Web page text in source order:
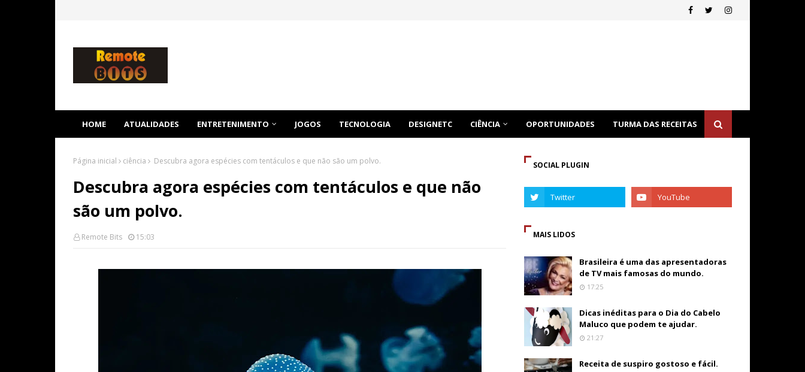
HOME ATUALIDADES ENTRETENIMENTO JOGOS TECNOLOGIA DESIGNETC CIÊNCIA OPORTUNIDADES TURMA DAS RECEITAS
Página inicial ciência Descubra agora espécies com tentáculos e que não são um polvo.
Descubra agora espécies com tentáculos e que não
são um polvo.
Remote Bits 15:03
SOCIAL PLUGIN
MAIS LIDOS
Brasileira é uma das apresentadoras
de TV mais famosas do mundo.
17:25
Dicas inéditas para o Dia do Cabelo
Maluco que podem te ajudar.
21:27
Receita de suspiro gostoso e fácil.